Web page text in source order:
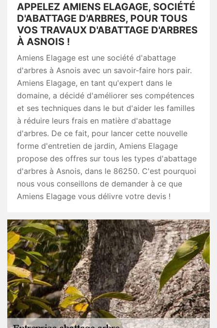
APPELEZ AMIENS ELAGAGE, SOCIÉTÉ
D'ABATTAGE D'ARBRES, POUR TOUS
VOS TRAVAUX D'ABATTAGE D'ARBRES
À ASNOIS !
Amiens Elagage est une société d'abattage
d'arbres à Asnois avec un savoir-faire hors pair.
Amiens Elagage, en tant qu'expert dans le
domaine, a décidé d'améliorer ses compétences
et ses techniques dans le but d'aider les familles
à réduire leurs frais en matière d'abattage
d'arbres. De ce fait, pour lancer cette nouvelle
forme d'entretien de jardin, Amiens Elagage
propose des offres sur tous les types d'abattage
d'arbres à Asnois, dans le 86250. C'est pourquoi
nous vous conseillons de demander à ce que
Amiens Elagage vous délivre votre devis !